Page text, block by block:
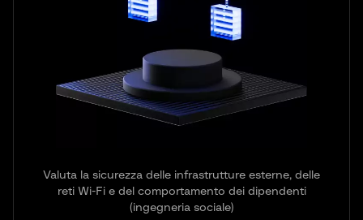
Valuta la sicurezza delle infrastrutture esterne, delle
reti Wi-Fi e del comportamento dei dipendenti
(ingegneria sociale)